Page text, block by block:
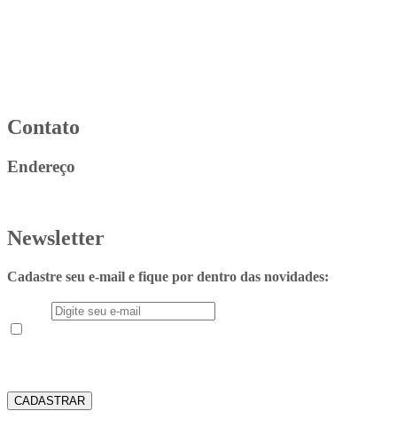
Contato
Endereço
Newsletter
Cadastre seu e-mail e fique por dentro das novidades:
CADASTRAR